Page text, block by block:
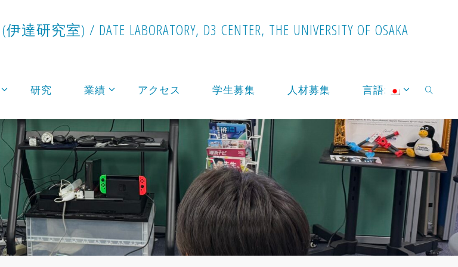
(伊達研究室) / DATE LABORATORY, D3 CENTER, THE UNIVERSITY OF OSAKA
研究 業績 アクセス 学生募集 人材募集 言語:
検索